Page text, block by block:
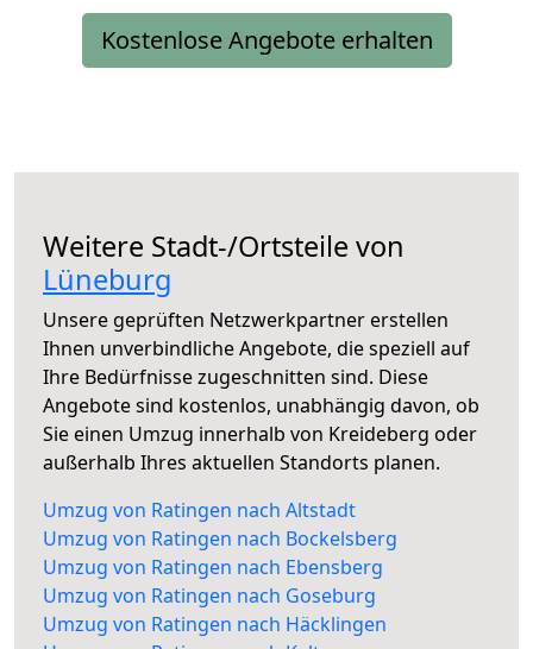
Kostenlose Angebote erhalten
Weitere Stadt-/Ortsteile von
Lüneburg
Unsere geprüften Netzwerkpartner erstellen
Ihnen unverbindliche Angebote, die speziell auf
Ihre Bedürfnisse zugeschnitten sind. Diese
Angebote sind kostenlos, unabhängig davon, ob
Sie einen Umzug innerhalb von Kreideberg oder
außerhalb Ihres aktuellen Standorts planen.
Umzug von Ratingen nach Altstadt
Umzug von Ratingen nach Bockelsberg
Umzug von Ratingen nach Ebensberg
Umzug von Ratingen nach Goseburg
Umzug von Ratingen nach Häcklingen